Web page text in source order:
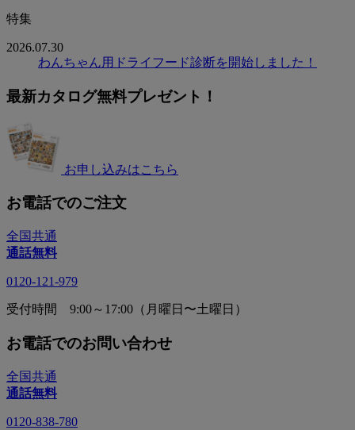
特集
2026.07.30
わんちゃん用ドライフード診断を開始しました！
最新カタログ無料プレゼント！
お申し込みはこちら
お電話でのご注文
全国共通
通話無料
0120-121-979
受付時間 9:00～17:00（月曜日〜土曜日）
お電話でのお問い合わせ
全国共通
通話無料
0120-838-780